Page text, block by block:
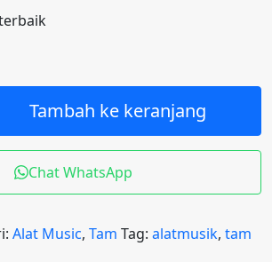
ini
Tambah ke keranjang
Chat WhatsApp
Alat Music, Tam Tag: alatmusik, tam